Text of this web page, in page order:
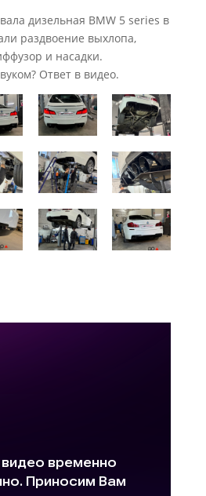
дизельная BMW 5 series в
раздвоение выхлопа,
и насадки.
Ответ в видео.